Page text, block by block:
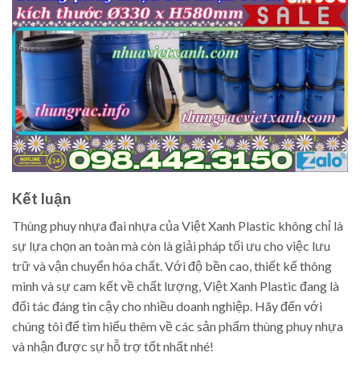
Kết luận
Thùng phuy nhựa đai nhựa của Việt Xanh Plastic không chỉ là
sự lựa chọn an toàn mà còn là giải pháp tối ưu cho việc lưu
trữ và vận chuyển hóa chất. Với độ bền cao, thiết kế thông
minh và sự cam kết về chất lượng, Việt Xanh Plastic đang là
đối tác đáng tin cậy cho nhiều doanh nghiệp. Hãy đến với
chúng tôi để tìm hiểu thêm về các sản phẩm thùng phuy nhựa
và nhận được sự hỗ trợ tốt nhất nhé!